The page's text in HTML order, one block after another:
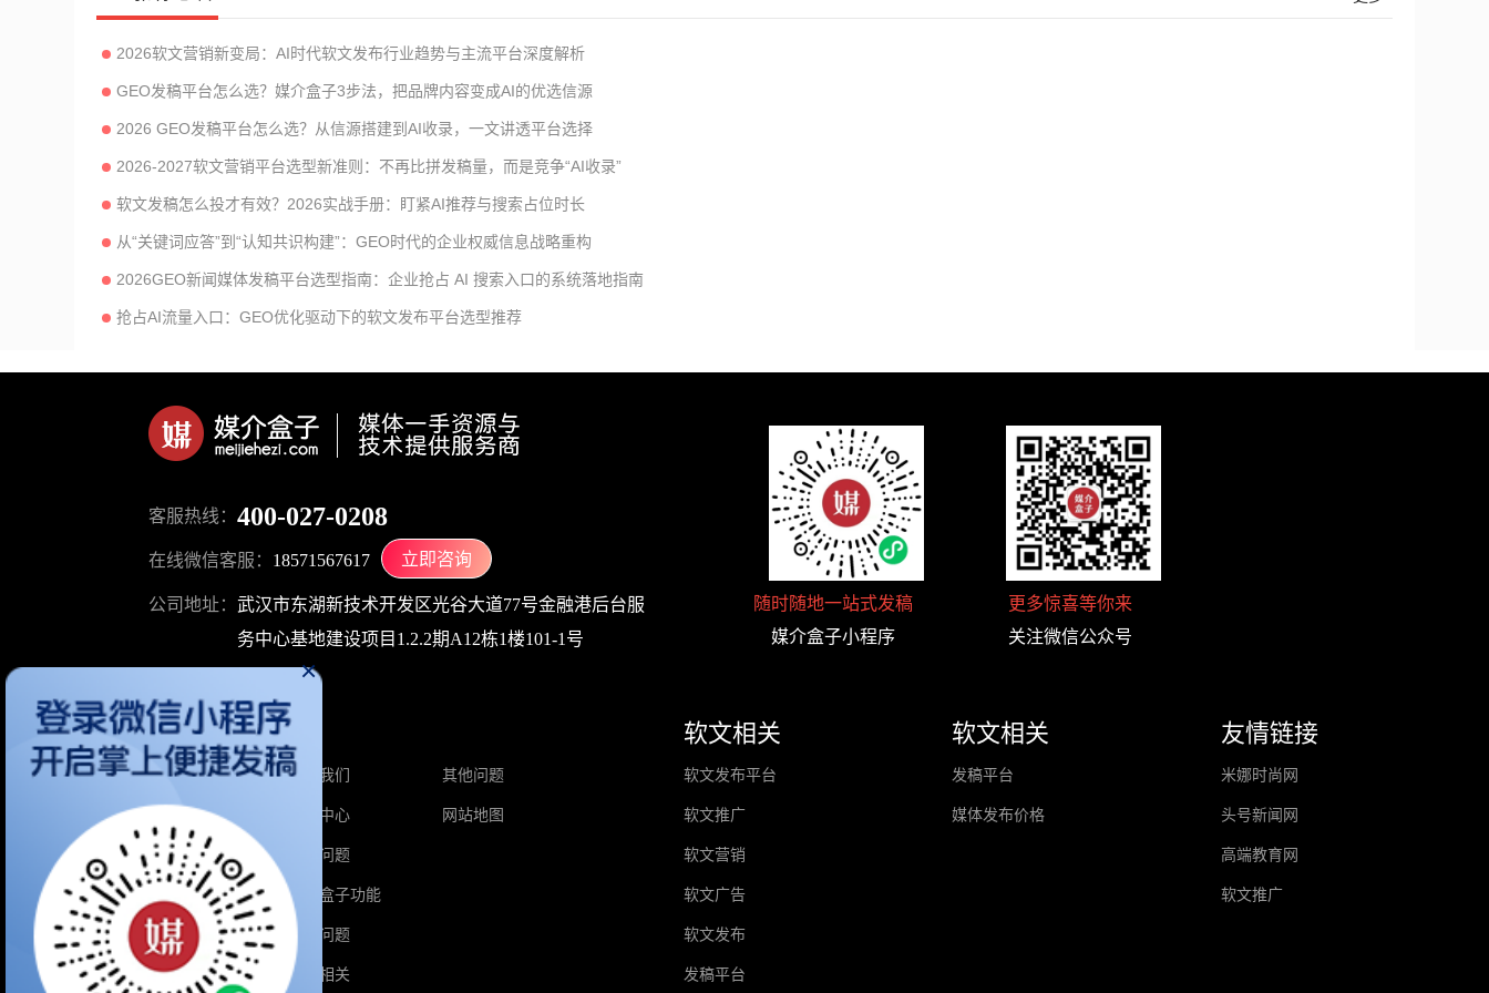
2026软文营销新变局：AI时代软文发布行业趋势与主流平台深度解析
GEO发稿平台怎么选？媒介盒子3步法，把品牌内容变成AI的优选信源
2026 GEO发稿平台怎么选？从信源搭建到AI收录，一文讲透平台选择
2026-2027软文营销平台选型新准则：不再比拼发稿量，而是竞争“AI收录”
软文发稿怎么投才有效？2026实战手册：盯紧AI推荐与搜索占位时长
从“关键词应答”到“认知共识构建”：GEO时代的企业权威信息战略重构
2026GEO新闻媒体发稿平台选型指南：企业抢占 AI 搜索入口的系统落地指南
抢占AI流量入口：GEO优化驱动下的软文发布平台选型推荐
×
客服热线：400-027-0208
在线微信客服： 18571567617 立即咨询
公司地址：武汉市东湖新技术开发区光谷大道77号金融港后台服
务中心基地建设项目1.2.2期A12栋1楼101-1号
随时随地一站式发稿
媒介盒子小程序
更多惊喜等你来
关注微信公众号
关于媒介盒子
首页
软文价格
自媒体价格
增值服务
积分兑换
媒介学院
关于我们
帮助中心
热门问题
媒介盒子功能
业务问题
积分相关
其他问题
网站地图
软文相关
软文发布平台
软文推广
软文营销
软文广告
软文发布
发稿平台
软文相关
发稿平台
媒体发布价格
友情链接
米娜时尚网
头号新闻网
高端教育网
软文推广